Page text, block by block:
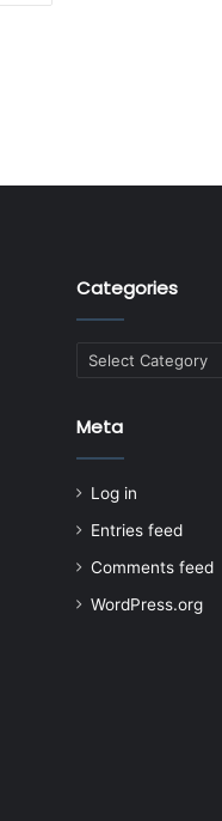
Categories
Categories
Meta
Log in
Entries feed
Comments feed
WordPress.org